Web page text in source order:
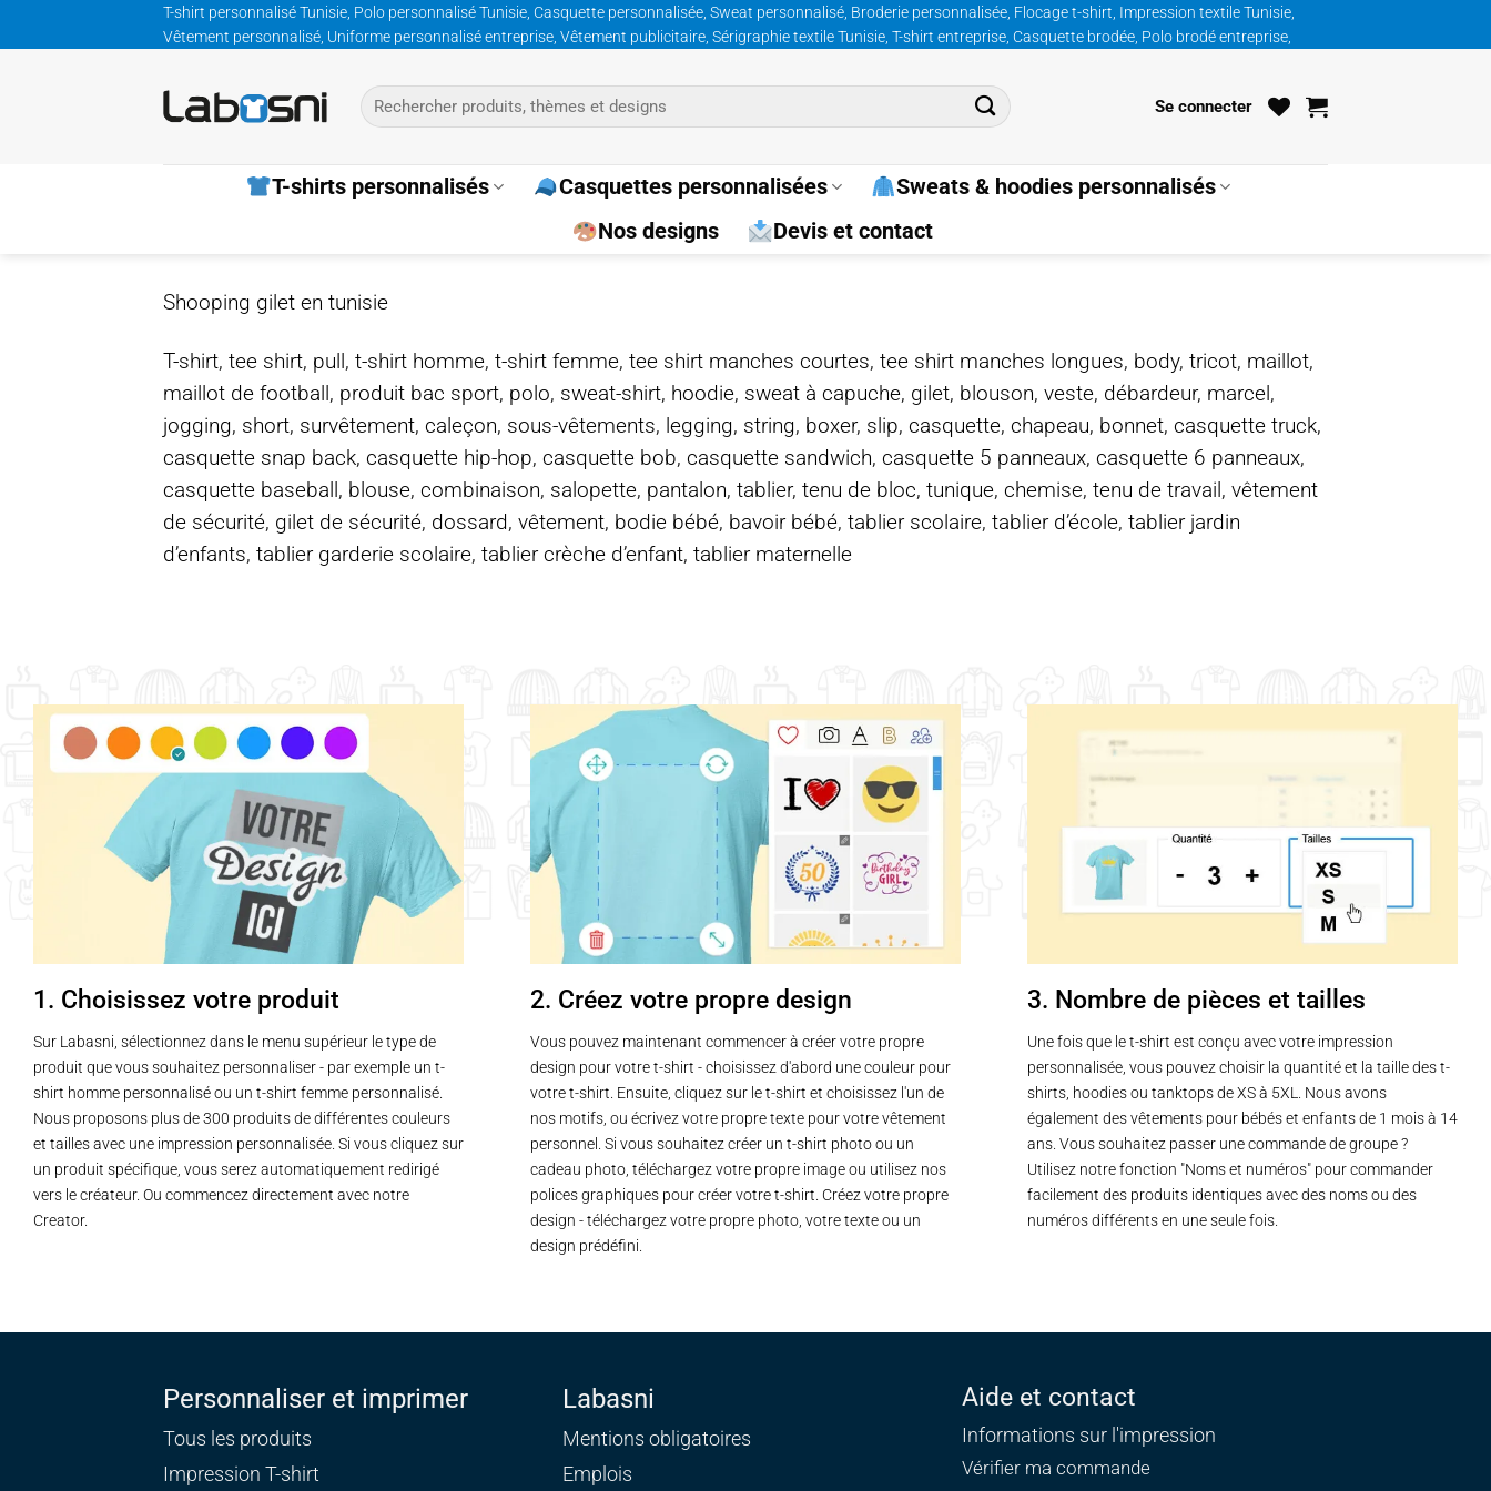
au
T-shirt personnalisé Tunisie, Polo personnalisé Tunisie, Casquette personnalisée, Sweat personnalisé, Broderie personnalisée, Flocage t-shirt, Impression textile Tunisie,
Vêtement personnalisé, Uniforme personnalisé entreprise, Vêtement publicitaire, Sérigraphie textile Tunisie, T-shirt entreprise, Casquette brodée, Polo brodé entreprise,
Recherche
pour :
Se connecter
T-shirts personnalisés Casquettes personnalisées
Sweats & hoodies personnalisés
Nos designs
Devis et contact
Shooping gilet en tunisie
T-shirt, tee shirt, pull, t-shirt homme, t-shirt femme, tee shirt manches courtes, tee shirt manches longues, body, tricot, maillot,
maillot de football, produit bac sport, polo, sweat-shirt, hoodie, sweat à capuche, gilet, blouson, veste, débardeur, marcel,
jogging, short, survêtement, caleçon, sous-vêtements, legging, string, boxer, slip, casquette, chapeau, bonnet, casquette truck,
casquette snap back, casquette hip-hop, casquette bob, casquette sandwich, casquette 5 panneaux, casquette 6 panneaux,
casquette baseball, blouse, combinaison, salopette, pantalon, tablier, tenu de bloc, tunique, chemise, tenu de travail, vêtement
de sécurité, gilet de sécurité, dossard, vêtement, bodie bébé, bavoir bébé, tablier scolaire, tablier d’école, tablier jardin
d’enfants, tablier garderie scolaire, tablier crèche d’enfant, tablier maternelle
1. Choisissez votre produit
Sur Labasni, sélectionnez dans le menu supérieur le type de
produit que vous souhaitez personnaliser - par exemple un t-
shirt homme personnalisé ou un t-shirt femme personnalisé.
Nous proposons plus de 300 produits de différentes couleurs
et tailles avec une impression personnalisée. Si vous cliquez sur
un produit spécifique, vous serez automatiquement redirigé
vers le créateur. Ou commencez directement avec notre
Creator.
2. Créez votre propre design
Vous pouvez maintenant commencer à créer votre propre
design pour votre t-shirt - choisissez d'abord une couleur pour
votre t-shirt. Ensuite, cliquez sur le t-shirt et choisissez l'un de
nos motifs, ou écrivez votre propre texte pour votre vêtement
personnel. Si vous souhaitez créer un t-shirt photo ou un
cadeau photo, téléchargez votre propre image ou utilisez nos
polices graphiques pour créer votre t-shirt. Créez votre propre
design - téléchargez votre propre photo, votre texte ou un
design prédéfini.
3. Nombre de pièces et tailles
Une fois que le t-shirt est conçu avec votre impression
personnalisée, vous pouvez choisir la quantité et la taille des t-
shirts, hoodies ou tanktops de XS à 5XL. Nous avons
également des vêtements pour bébés et enfants de 1 mois à 14
ans. Vous souhaitez passer une commande de groupe ?
Utilisez notre fonction "Noms et numéros" pour commander
facilement des produits identiques avec des noms ou des
numéros différents en une seule fois.
Personnaliser et imprimer
Tous les produits
Impression T-shirt
Labasni
Mentions obligatoires
Emplois
Aide et contact
Informations sur l'impression
Vérifier ma commande